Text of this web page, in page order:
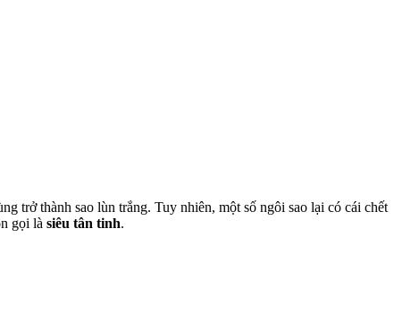
trở thành sao lùn trắng. Tuy nhiên, một số ngôi sao lại có cái chết
gọi là siêu tân tinh.